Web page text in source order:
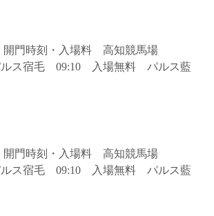
開門時刻・入場料 高知競馬場
ス宿毛 09:10 入場無料 パルス藍
開門時刻・入場料 高知競馬場
ス宿毛 09:10 入場無料 パルス藍